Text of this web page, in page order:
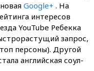
Google+ . На
интересов
YouTube Ребекка
запрос,
персоны). Другой
английская соул-